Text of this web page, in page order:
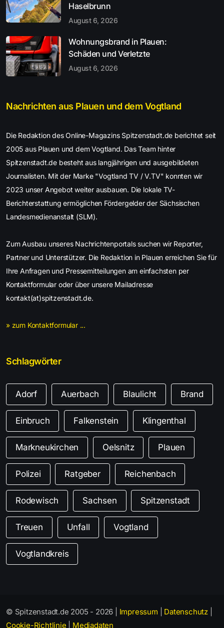
Haselbrunn
August 6, 2026
Wohnungsbrand in Plauen:
Schäden und Verletzte
August 6, 2026
Nachrichten aus Plauen und dem Vogtland
Die Redaktion des Online-Magazins Spitzenstadt.de berichtet seit
2005 aus Plauen und dem Vogtland. Das Team hinter
Spitzenstadt.de besteht aus langjährigen und ausgebildeten
Journalisten. Mit der Marke "Vogtland TV / V.TV" konnten wir
2023 unser Angebot weiter ausbauen. Die lokale TV-
Berichterstattung ermöglichen Fördergelder der Sächsischen
Landesmedienanstalt (SLM).
Zum Ausbau unseres Nachrichtenportals suchen wir Reporter,
Partner und Unterstützer. Die Redaktion in Plauen erreichen Sie für
Ihre Anfragen und Pressemitteilungen am einfachsten per
Kontaktformular oder über unsere Mailadresse
kontakt(at)spitzenstadt.de.
» zum Kontaktformular ...
Schlagwörter
Adorf Auerbach Blaulicht Brand
Einbruch Falkenstein Klingenthal
Markneukirchen Oelsnitz Plauen
Polizei Ratgeber Reichenbach
Rodewisch Sachsen Spitzenstadt
Treuen Unfall Vogtland
Vogtlandkreis
© Spitzenstadt.de 2005 - 2026 | Impressum Datenschutz
Cookie-Richtlinie
Mediadaten